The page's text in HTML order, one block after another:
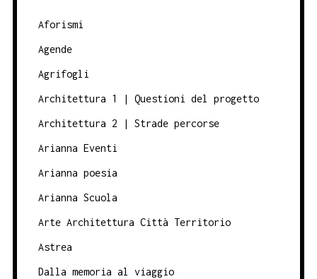
Aforismi
Agende
Agrifogli
Architettura 1 | Questioni del progetto
Architettura 2 | Strade percorse
Arianna Eventi
Arianna poesia
Arianna Scuola
Arte Architettura Città Territorio
Astrea
Dalla memoria al viaggio